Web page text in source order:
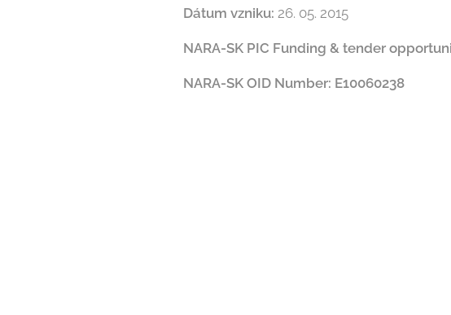
Dátum vzniku: 26. 05. 2015
NARA-SK PIC Funding & tender
NARA-SK OID Number: E10060238